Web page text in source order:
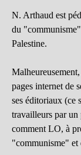
N. Arthaud est
du
Palestine.
pages internet de
ses éditoriaux (ce
travailleurs par
comment LO, à
"communisme" et